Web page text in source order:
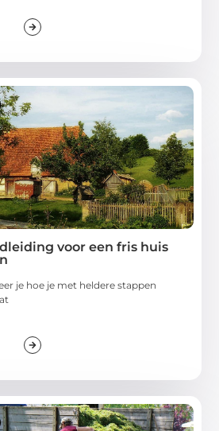
voor een fris huis
je hoe je met heldere stappen